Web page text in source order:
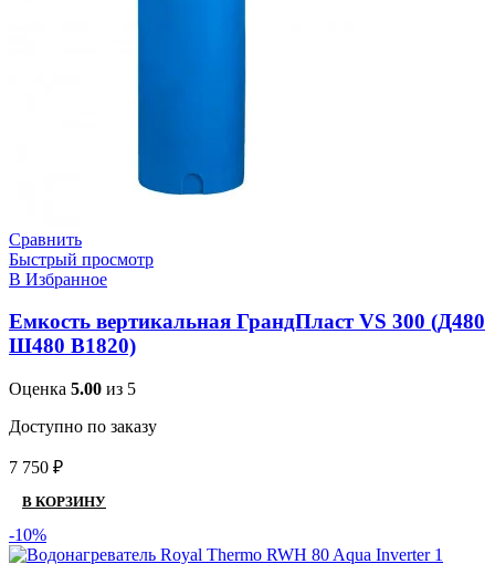
Сравнить
Быстрый просмотр
В Избранное
Емкость вертикальная ГрандПласт VS 300 (Д480
Ш480 В1820)
Оценка 5.00 из 5
Доступно по заказу
7 750 ₽
В КОРЗИНУ
-10%